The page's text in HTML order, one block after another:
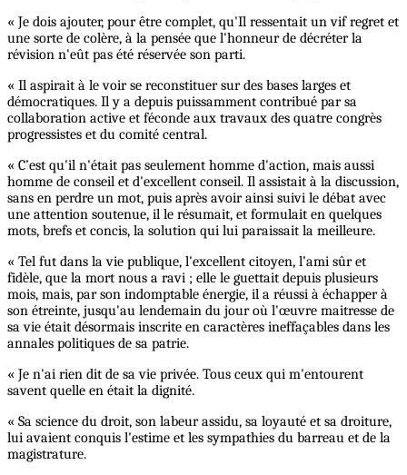
« Je dois ajouter, pour être complet, qu'Il ressentait un vif regret et
une sorte de colère, à la pensée que l'honneur de décréter la
révision n'eût pas été réservée son parti.
« Il aspirait à le voir se reconstituer sur des bases larges et
démocratiques. Il y a depuis puissamment contribué par sa
collaboration active et féconde aux travaux des quatre congrès
progressistes et du comité central.
« C’est qu'il n'était pas seulement homme d'action, mais aussi
homme de conseil et d'excellent conseil. Il assistait à la discussion,
sans en perdre un mot, puis après avoir ainsi suivi le débat avec
une attention soutenue, il le résumait, et formulait en quelques
mots, brefs et concis, la solution qui lui paraissait la meilleure.
« Tel fut dans la vie publique, l'excellent citoyen, l’ami sûr et
fidèle, que la mort nous a ravi ; elle le guettait depuis plusieurs
mois, mais, par son indomptable énergie, il a réussi à échapper à
son étreinte, jusqu'au lendemain du jour où l'œuvre maitresse de
sa vie était désormais inscrite en caractères ineffaçables dans les
annales politiques de sa patrie.
« Je n'ai rien dit de sa vie privée. Tous ceux qui m'entourent
savent quelle en était la dignité.
« Sa science du droit, son labeur assidu, sa loyauté et sa droiture,
lui avaient conquis l'estime et les sympathies du barreau et de la
magistrature.